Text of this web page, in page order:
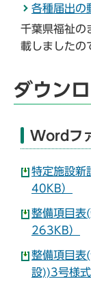
各種届出の
千葉県福祉の
載しましたの
ダウン
Wordフ
特定施設新
40KB）
整備項目表
263KB）
整備項目表
設))3号様